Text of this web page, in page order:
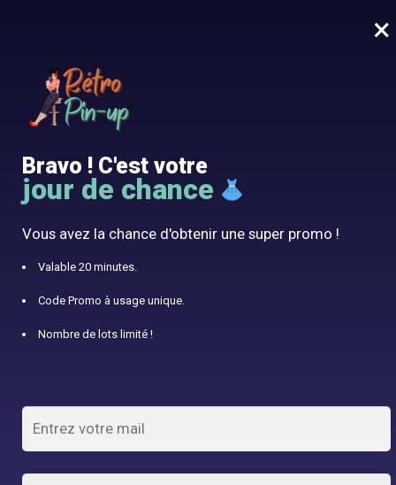
10% offert avec le code RÉTRO10
Vêtement Pin-up
Deviens une vrai Pin-up avec notre boutique vintage
Découvrir la boutique
Robes Pin-up pour Révéler votre Féminité
Découvrir la collection
×
Bravo ! C'est votre
jour de chance
Vous avez la chance d'obtenir une super promo !
Valable 20 minutes.
Code Promo à usage unique.
Nombre de lots limité !